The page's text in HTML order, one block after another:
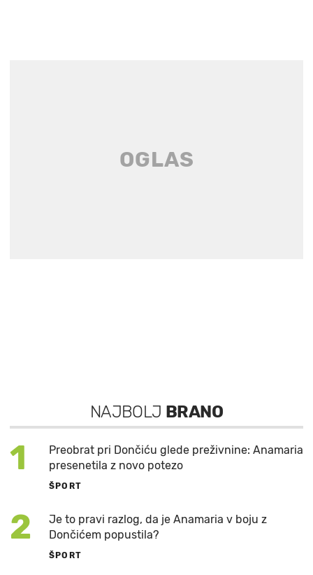
NAJBOLJ BRANO
1
Preobrat pri Dončiću glede preživnine: Anamaria
presenetila z novo potezo
ŠPORT
2
Je to pravi razlog, da je Anamaria v boju z
Dončićem popustila?
ŠPORT